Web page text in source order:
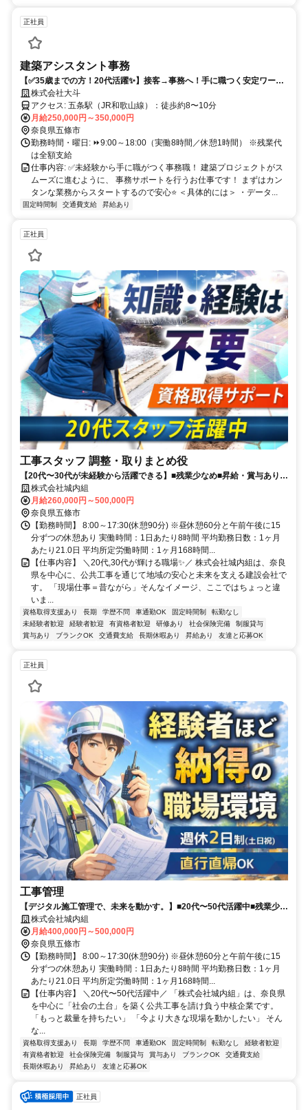
正社員
建築アシスタント事務
【✅35歳までの方！20代活躍✨】接客→事務へ！手に職つく安定ワーク
⭐ 株式会社大斗
アクセス: 五条駅（JR和歌山線）：徒歩約8〜10分
月給250,000円～350,000円
奈良県五條市
勤務時間・曜日: ⏩️9:00～18:00（実働8時間／休憩1時間） ※残業代
は全額支給
仕事内容: ✅未経験から手に職がつく事務職！ 建築プロジェクトがス
ムーズに進むように、 事務サポートを行うお仕事です！ まずはカン
タンな業務からスタートするので安心⭐ ＜具体的には＞ ・データ...
固定時間制 交通費支給 昇給あり
正社員
工事スタッフ 調整・取りまとめ役
【20代〜30代が未経験から活躍できる】■残業少なめ■昇給・賞与あり■
長期休暇・有給休暇あり■決算賞与6年連続支給中■週休2日制(土日祝)
株式会社城内組
月給260,000円～500,000円
奈良県五條市
【勤務時間】 8:00～17:30(休憩90分) ※昼休憩60分と午前午後に15
分ずつの休憩あり 実働時間：1日あたり8時間 平均勤務日数：1ヶ月
あたり21.0日 平均所定労働時間：1ヶ月168時間...
【仕事内容】 ＼20代,30代が輝ける職場✨／ 株式会社城内組は、奈良
県を中心に、公共工事を通じて地域の安心と未来を支える建設会社で
す。 「現場仕事＝昔ながら」そんなイメージ、ここではちょっと違
いま...
資格取得支援あり 長期 学歴不問 車通勤OK 固定時間制
転勤なし
未経験者歓迎
経験者歓迎 有資格者歓迎 研修あり 社会保険完備
制服貸与
賞与あり
ブランクOK 交通費支給 長期休暇あり 昇給あり 友達と応募OK
正社員
工事管理
【デジタル施工管理で、未来を動かす。】■20代〜50代活躍中■残業少な
め■昇給・賞与あり■長期休暇・有給休暇あり■決算賞与6年連続支給中■
週休2日制(土日祝)■継続祝い金最大50万円支給
株式会社城内組
月給400,000円～500,000円
奈良県五條市
【勤務時間】 8:00～17:30(休憩90分) ※昼休憩60分と午前午後に15
分ずつの休憩あり 実働時間：1日あたり8時間 平均勤務日数：1ヶ月
あたり21.0日 平均所定労働時間：1ヶ月168時間...
【仕事内容】 ＼20代〜50代活躍中／ 「株式会社城内組」は、奈良県
を中心に「社会の土台」を築く公共工事を請け負う中核企業です。
「もっと裁量を持ちたい」 「今より大きな現場を動かしたい」 そん
な...
資格取得支援あり 長期 学歴不問 車通勤OK 固定時間制 転勤なし
経験者歓迎
有資格者歓迎
社会保険完備 制服貸与 賞与あり ブランクOK
交通費支給
長期休暇あり
昇給あり 友達と応募OK
正社員